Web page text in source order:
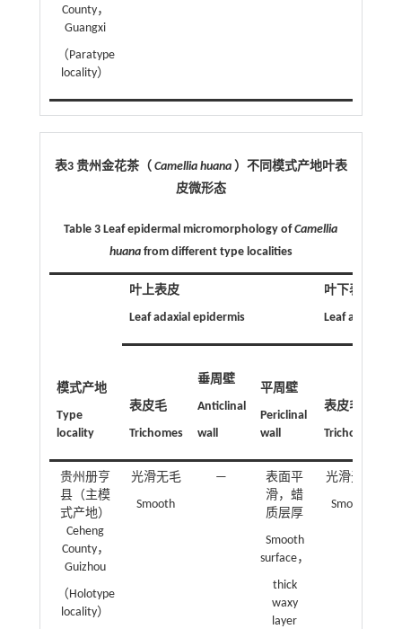
County，
Guangxi
（Paratype
locality）
表3 贵州金花茶（ Camellia huana）不同模式产地叶表
皮微形态
Table 3 Leaf epidermal micromorphology ofCamellia
huanafrom different type localities
模式产地
Type
locality
叶上表皮
Leaf adaxial epidermis
叶下表皮
Leaf abaxial
表皮毛
Trichomes
垂周壁
Anticlinal
wall
平周壁
Periclinal
wall
表皮毛
Trichomes
贵州册亨
县（主模
式产地）
Ceheng
County，
Guizhou
（Holotype
locality）
光滑无毛
Smooth
—
表面平
滑，蜡
质层厚
Smooth
surface，
thick
waxy
layer
光滑无毛
Smooth